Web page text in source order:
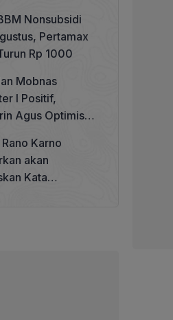
Tata Kelola
Sosial
Nonsubsidi
Pertamax
Rp 1000
Mobnas
I Positif,
Agus Optimistis
Rano Karno
akan
Kata